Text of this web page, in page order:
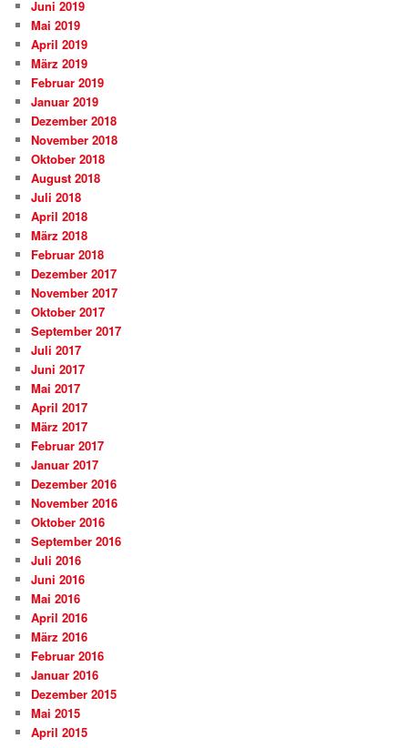
Juni 2019
Mai 2019
April 2019
März 2019
Februar 2019
Januar 2019
Dezember 2018
November 2018
Oktober 2018
August 2018
Juli 2018
April 2018
März 2018
Februar 2018
Dezember 2017
November 2017
Oktober 2017
September 2017
Juli 2017
Juni 2017
Mai 2017
April 2017
März 2017
Februar 2017
Januar 2017
Dezember 2016
November 2016
Oktober 2016
September 2016
Juli 2016
Juni 2016
Mai 2016
April 2016
März 2016
Februar 2016
Januar 2016
Dezember 2015
Mai 2015
April 2015